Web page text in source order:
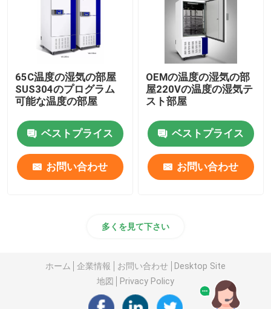
65C温度の湿気の部屋
SUS304のプログラム
可能な温度の部屋
ベストプライス
お問い合わせ
OEMの温度の湿気の部
屋220Vの温度の湿気テ
スト部屋
ベストプライス
お問い合わせ
多くを見て下さい
ホーム 企業情報 お問い合わせ
Desktop Site
地図
Privacy Policy